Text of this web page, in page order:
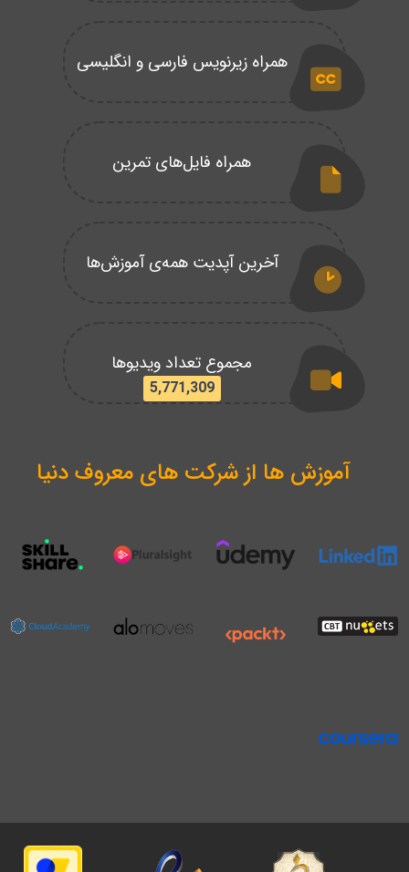
همراه زیرنویس فارسی و انگلیسی
همراه فایل‌های تمرین
آخرین آپدیت همه‌ی آموزش‌ها
مجموع تعداد ویدیوها
5,771,309
آموزش ها از شرکت های معروف دنیا